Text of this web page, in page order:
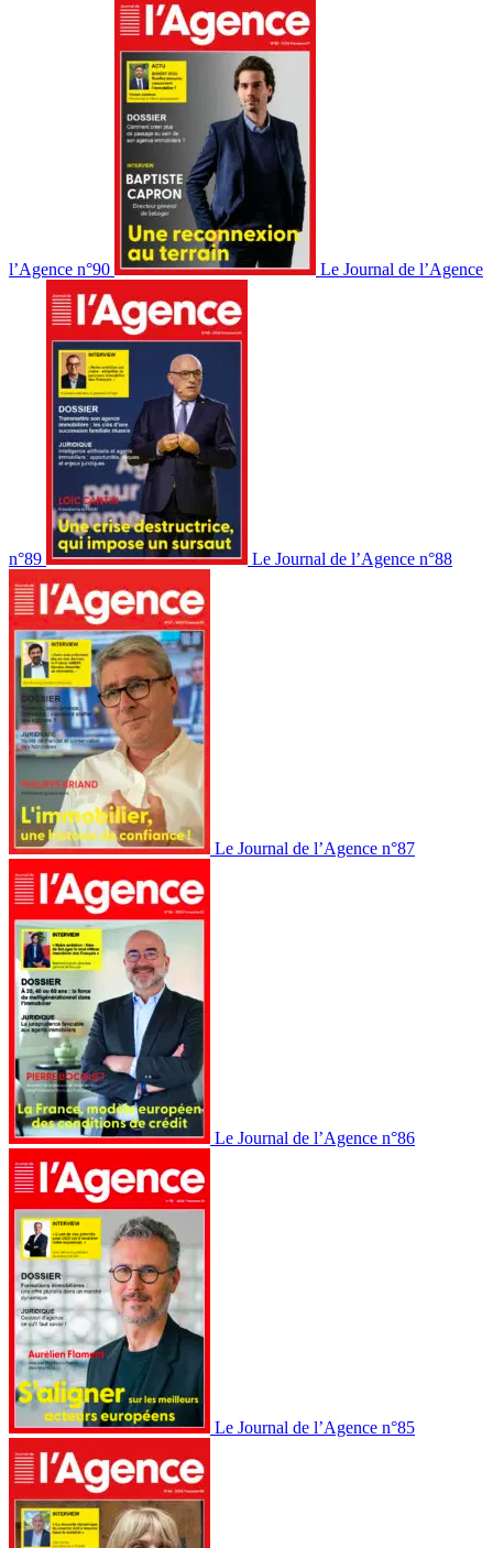
l’Agence n°90 Le Journal de l’Agence
n°89 Le Journal de l’Agence n°88
Le Journal de l’Agence n°87
Le Journal de l’Agence n°86
Le Journal de l’Agence n°85